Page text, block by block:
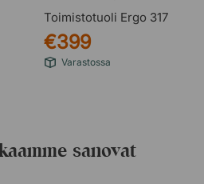
Toimistotuoli Ergo 317
€399
Varastossa
sanovat